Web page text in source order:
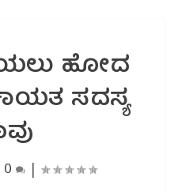
ಹೋದ
ಸದಸ್ಯ
0 |